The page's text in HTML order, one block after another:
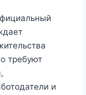
требуют
и